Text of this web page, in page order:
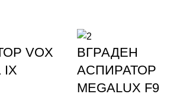
VOX
IX
ВГРАДЕН
АСПИРАТОР
MEGALUX F9